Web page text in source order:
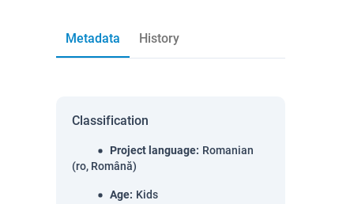
Metadata History
Classification
Project language: Romanian
(ro, Română)
Age: Kids